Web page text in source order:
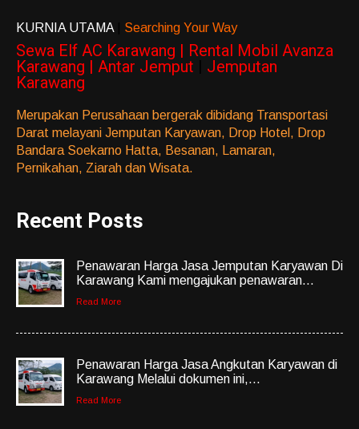
KURNIA UTAMA Searching Your Way
Sewa Elf AC Karawang | Rental Mobil Avanza
Karawang | Antar Jemput
Jemputan
Karawang
Merupakan Perusahaan bergerak dibidang Transportasi
Darat melayani Jemputan Karyawan, Drop Hotel, Drop
Bandara Soekarno Hatta, Besanan, Lamaran,
Pernikahan, Ziarah dan Wisata.
Recent Posts
Penawaran Harga Jasa Jemputan Karyawan Di
Karawang Kami mengajukan penawaran...
Read More
Penawaran Harga Jasa Angkutan Karyawan di
Karawang Melalui dokumen ini,...
Read More